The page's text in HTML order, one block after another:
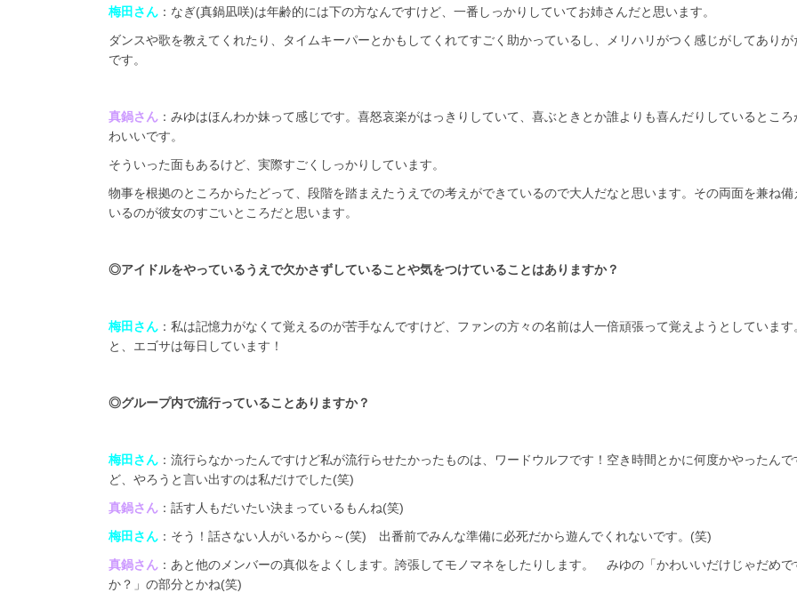
梅田さん ：なぎ(真鍋凪咲)は年齢的には下の方なんですけど、一番しっかりしていてお姉さんだと思います。
ダンスや歌を教えてくれたり、タイムキーパーとかもしてくれてすごく助かっているし、メリハリがつく感じがしてありが
です。
真鍋さん ：みゆはほんわか妹って感じです。喜怒哀楽がはっきりしていて、喜ぶときとか誰よりも喜んだりしているところ
わいいです。
そういった面もあるけど、実際すごくしっかりしています。
物事を根拠のところからたどって、段階を踏まえたうえでの考えができているので大人だなと思います。その両面を兼ね備
いるのが彼女のすごいところだと思います。
◎アイドルをやっているうえで欠かさずしていることや気をつけていることはありますか？
梅田さん ：私は記憶力がなくて覚えるのが苦手なんですけど、ファンの方々の名前は人一倍頑張って覚えようとしています
と、エゴサは毎日しています！
◎グループ内で流行っていることありますか？
梅田さん ：流行らなかったんですけど私が流行らせたかったものは、ワードウルフです！空き時間とかに何度かやったんで
ど、やろうと言い出すのは私だけでした(笑)
真鍋さん ：話す人もだいたい決まっているもんね(笑)
梅田さん ：そう！話さない人がいるから～(笑) 出番前でみんな準備に必死だから遊んでくれないです。(笑)
真鍋さん ：あと他のメンバーの真似をよくします。誇張してモノマネをしたりします。 みゆの「かわいいだけじゃだめで
か？」の部分とかね(笑)